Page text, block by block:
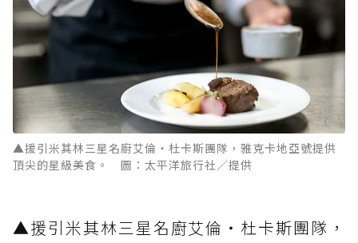
▲援引米其林三星名廚艾倫‧杜卡斯團隊，雅克卡地亞號提供
頂尖的星級美食。 圖：太平洋旅行社／提供
▲援引米其林三星名廚艾倫‧杜卡斯團隊，